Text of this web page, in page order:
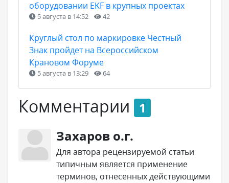
оборудовании EKF в крупных проектах
5 августа в 14:52 42
Круглый стол по маркировке Честный
Знак пройдет на Всероссийском
Крановом Форуме
5 августа в 13:29 64
Комментарии
1
Захаров о.г.
Для автора рецензируемой статьи
типичным является применение
терминов, отнесенных действующими